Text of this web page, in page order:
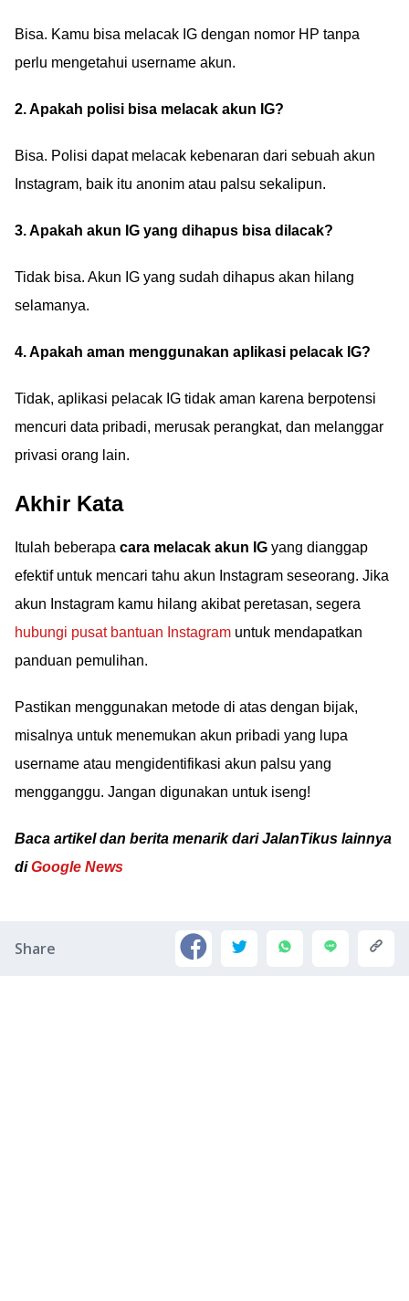
Bisa. Kamu bisa melacak IG dengan nomor HP tanpa
perlu mengetahui username akun.
2. Apakah polisi bisa melacak akun IG?
Bisa. Polisi dapat melacak kebenaran dari sebuah akun
Instagram, baik itu anonim atau palsu sekalipun.
3. Apakah akun IG yang dihapus bisa dilacak?
Tidak bisa. Akun IG yang sudah dihapus akan hilang
selamanya.
4. Apakah aman menggunakan aplikasi pelacak IG?
Tidak, aplikasi pelacak IG tidak aman karena berpotensi
mencuri data pribadi, merusak perangkat, dan melanggar
privasi orang lain.
Akhir Kata
Itulah beberapa cara melacak akun IG yang dianggap
efektif untuk mencari tahu akun Instagram seseorang. Jika
akun Instagram kamu hilang akibat peretasan, segera
hubungi pusat bantuan Instagram untuk mendapatkan
panduan pemulihan.
Pastikan menggunakan metode di atas dengan bijak,
misalnya untuk menemukan akun pribadi yang lupa
username atau mengidentifikasi akun palsu yang
mengganggu. Jangan digunakan untuk iseng!
Baca artikel dan berita menarik dari JalanTikus lainnya
diGoogle News
Share